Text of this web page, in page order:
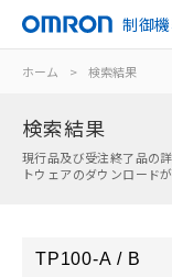
制御
ホーム > 検索結果
検索結果
現行品及び受注終了品の
トウェアのダウンロードが